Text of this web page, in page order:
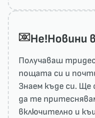
He!Новини
Получаваш
пощата си и
Знаем къде си. Ще
да те
включително и